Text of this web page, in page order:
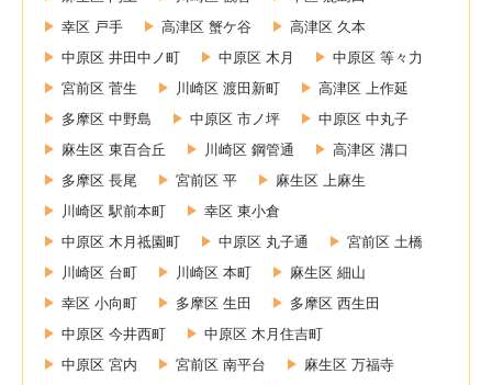
幸区 戸手
高津区 蟹ケ谷
高津区 久本
中原区 井田中ノ町
中原区 木月
中原区 等々力
宮前区 菅生
川崎区 渡田新町
高津区 上作延
多摩区 中野島
中原区 市ノ坪
中原区 中丸子
麻生区 東百合丘
川崎区 鋼管通
高津区 溝口
多摩区 長尾
宮前区 平
麻生区 上麻生
川崎区 駅前本町
幸区 東小倉
中原区 木月祗園町
中原区 丸子通
宮前区 土橋
川崎区 台町
川崎区 本町
麻生区 細山
幸区 小向町
多摩区 生田
多摩区 西生田
中原区 今井西町
中原区 木月住吉町
中原区 宮内
宮前区 南平台
麻生区 万福寺